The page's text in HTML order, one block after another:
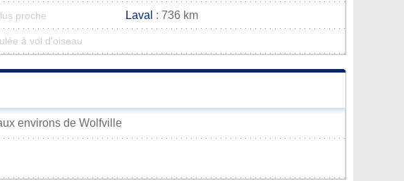
proche Laval : 736 km
à vol d'oiseau
environs de Wolfville